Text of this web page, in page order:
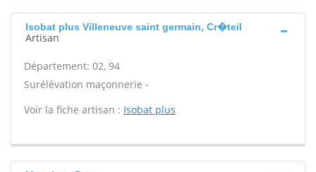
Isobat plus Villeneuve saint germain, Cr�teil
Artisan
Département: 02, 94
Surélévation maçonnerie -
Voir la fiche artisan : Isobat plus